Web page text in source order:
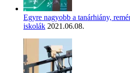
Egyre nagyobb a tanárhiány,
iskolák 2021.06.08.